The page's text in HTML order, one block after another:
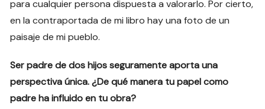
para cualquier persona dispuesta a valorarlo. Por cierto,
en la contraportada de mi libro hay una foto de un
paisaje de mi pueblo.
Ser padre de dos hijos seguramente aporta una
perspectiva única. ¿De qué manera tu papel como
padre ha influido en tu obra?